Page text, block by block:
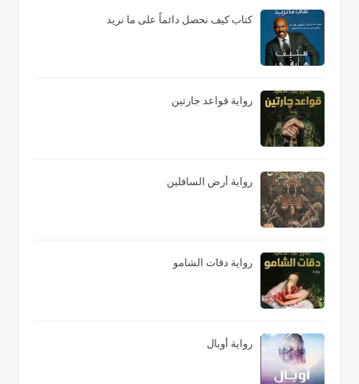
كتاب كيف نحصل دائماً على ما نريد
رواية قواعد جارتين
رواية أرض السافلين
رواية دقات الشامو
رواية أوبال